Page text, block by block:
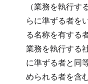
（業務を執行
らに準ずる者を
る名称を有する
業務を執行する
に準ずる者と同
められる者を含